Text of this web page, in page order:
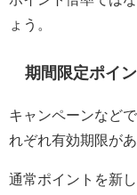
ょう。
期間限定ポイ
キャンペーンなど
れぞれ有効期限があ
通常ポイントを新